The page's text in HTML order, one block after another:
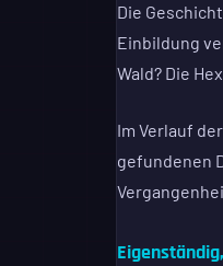
Die
Einbildung
Wald? Die
Im Verlauf
gefundenen